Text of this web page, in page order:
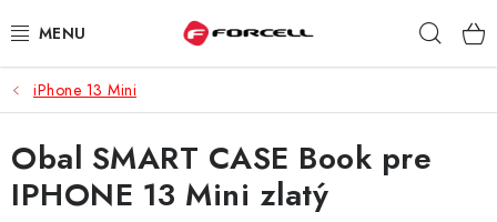
na
PUZDRÁ A OBALY
TVRDENÉ SKLÁ
DÁTOVÉ KÁBLE
iPhone 13 Mini
Obal SMART CASE Book pre
IPHONE 13 Mini zlatý